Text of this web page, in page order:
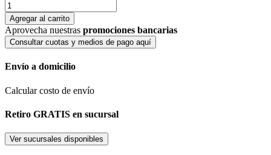
Agregar al carrito
Aprovecha nuestras promociones bancarias
Consultar cuotas y medios de pago aquí
Envío a domicilio
Calcular costo de envío
Retiro GRATIS en sucursal
Ver sucursales disponibles